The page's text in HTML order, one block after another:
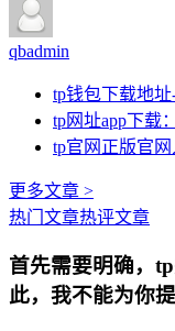
qbadmin
tp钱包下载地
tp网址app下载
tp官网正版官
更多文章 >
热门文章热评文章
首先需要明确，
此，我不能为你